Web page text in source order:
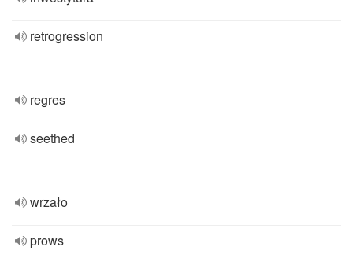
retrogression
regres
seethed
wrzało
prows